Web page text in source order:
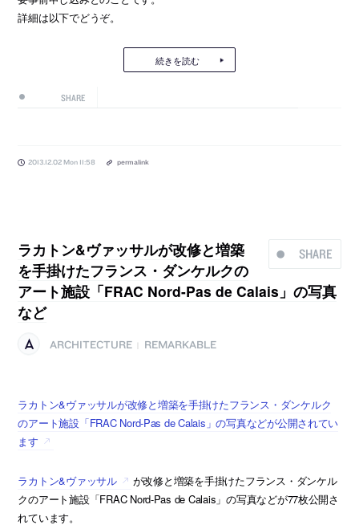
詳細は以下でどうぞ。
続きを読む
SHARE
2013.12.02 Mon 11:58 permalink
SHARE
ラカトン&ヴァッサルが改修と増築
を手掛けたフランス・ダンケルクの
アート施設「FRAC Nord-Pas de Calais」の写真
など
ARCHITECTURE REMARKABLE
ラカトン&ヴァッサルが改修と増築を手掛けたフランス・ダンケルク
のアート施設「FRAC Nord-Pas de Calais」の写真などが公開されてい
ます
ラカトン&ヴァッサル
が改修と増築を手掛けたフランス・ダンケル
クのアート施設「FRAC Nord-Pas de Calais」の写真などが77枚公開さ
れています。